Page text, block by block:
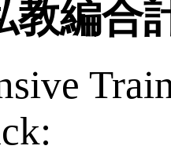
教編合